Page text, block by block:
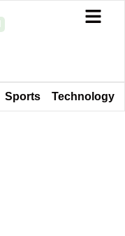
Sports Technology